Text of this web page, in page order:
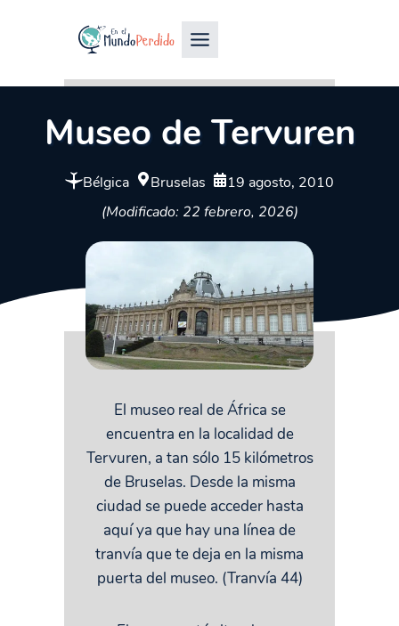
Museo de Tervuren
Bélgica Bruselas
19 agosto, 2010
(Modificado: 22 febrero, 2026)
El museo real de África se
encuentra en la localidad de
Tervuren, a tan sólo 15 kilómetros
de Bruselas. Desde la misma
ciudad se puede acceder hasta
aquí ya que hay una línea de
tranvía que te deja en la misma
puerta del museo. (Tranvía 44)